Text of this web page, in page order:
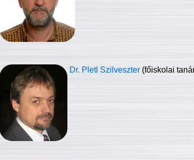
Dr. Pletl Szilveszter (főiskolai